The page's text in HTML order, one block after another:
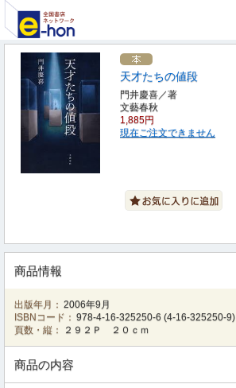
天才たちの値段
門井慶喜／著
文藝春秋
1,885円
現在ご注文できません
商品情報
出版年月： 2006年9月
ISBNコード： 978-4-16-325250-6 (4-16-325250-9)
頁数・縦：
２９２Ｐ ２０ｃｍ
商品の内容